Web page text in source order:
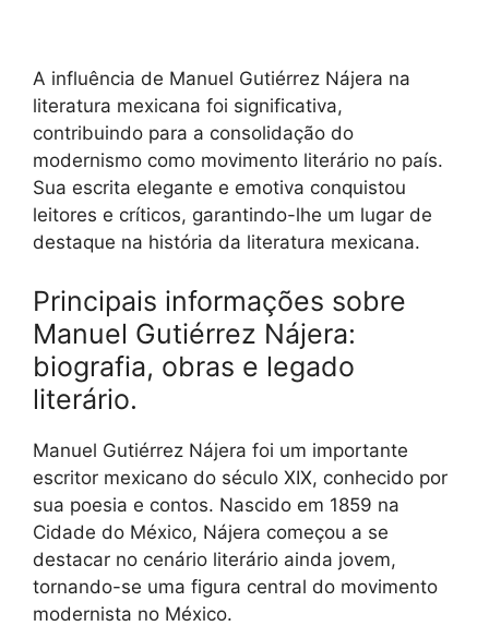
A influência de Manuel Gutiérrez Nájera na
literatura mexicana foi significativa,
contribuindo para a consolidação do
modernismo como movimento literário no país.
Sua escrita elegante e emotiva conquistou
leitores e críticos, garantindo-lhe um lugar de
destaque na história da literatura mexicana.
Principais informações sobre
Manuel Gutiérrez Nájera:
biografia, obras e legado
literário.
Manuel Gutiérrez Nájera foi um importante
escritor mexicano do século XIX, conhecido por
sua poesia e contos. Nascido em 1859 na
Cidade do México, Nájera começou a se
destacar no cenário literário ainda jovem,
tornando-se uma figura central do movimento
modernista no México.